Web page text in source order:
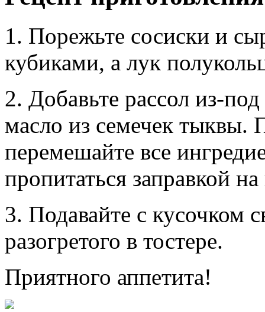
1. Порежьте сосиски и
кубиками, а лук
2. Добавьте рассол из-
масло из семечек тыквы.
перемешайте все
пропитаться заправкой
3. Подавайте с кусочком
разогретого в тостере.
Приятного аппетита!